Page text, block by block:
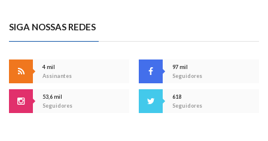
SIGA NOSSAS REDES
4 mil
Assinantes
97 mil
Seguidores
53,6 mil
Seguidores
618
Seguidores